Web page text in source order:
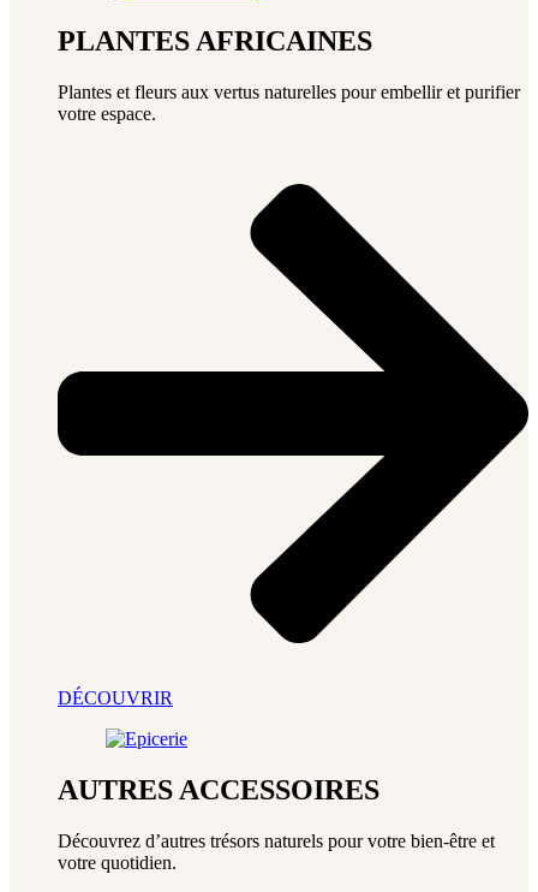
PLANTES AFRICAINES
Plantes et fleurs aux vertus naturelles pour embellir et purifier
votre espace.
DÉCOUVRIR
AUTRES ACCESSOIRES
Découvrez d’autres trésors naturels pour votre bien-être et
votre quotidien.